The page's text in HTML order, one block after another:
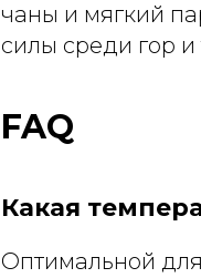
чаны и мягкий
силы среди гор
FAQ
Какая
Оптимальной для